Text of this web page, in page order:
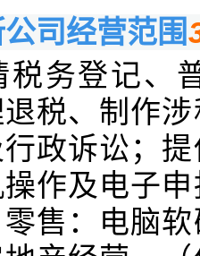
司经营范围
税务登记、
税、制作
政诉讼；
作及电子
售：电脑